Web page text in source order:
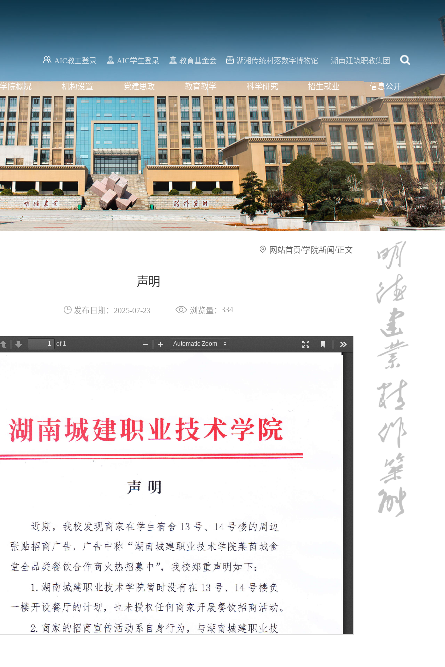
AIC教工登录 AIC学生登录 教育基金会 湖湘传统村落数字博物馆 湖南建筑职教集团
学院概况 机构设置 党建思政 教育教学 科学研究 招生就业 信息公开
网站首页/学院新闻/正文
声明
发布日期：2025-07-23 浏览量： 334